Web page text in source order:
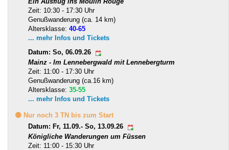
Zeit: 10:30 - 17:30 Uhr
Genußwanderung (ca. 14 km)
Altersklasse: 40-65
... mehr Infos und Tickets
Datum: So, 06.09.26
Mainz - Im Lennebergwald mit Lennebergturm
Zeit: 11:00 - 17:30 Uhr
Genußwanderung (ca.16 km)
Altersklasse: 35-55
... mehr Infos und Tickets
🟡 Nur noch 3 TN bis zum Start
Datum: Fr, 11.09.- So, 13.09.26
Königliche Wanderungen um Füssen
Zeit: 11:00 - 15:30 Uhr